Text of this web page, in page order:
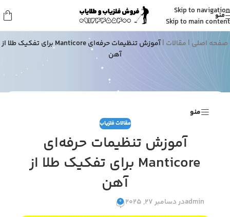
Skip to navigation
Skip to main content
منو مقالات
صفحه اصلی | مقالات |
آموزش تنظیمات حرفه‌ای Manticore برای تفکیک طلا از
آهن
منو
مقالات فلزیاب
آموزش تنظیمات حرفه‌ای
Manticore برای تفکیک طلا از
آهن
adminدر دسامبر 27, 2025 0